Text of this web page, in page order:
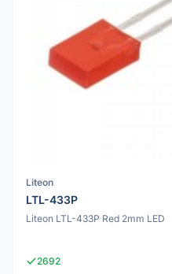
Liteon
LTL-433P
Liteon LTL-433P Red 2mm LED
2692